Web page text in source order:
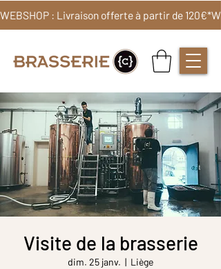
WEBSHOP : Livraison offerte à partir de 120€*
Visite de la brasserie
dim. 25 janv.
  |
Liège